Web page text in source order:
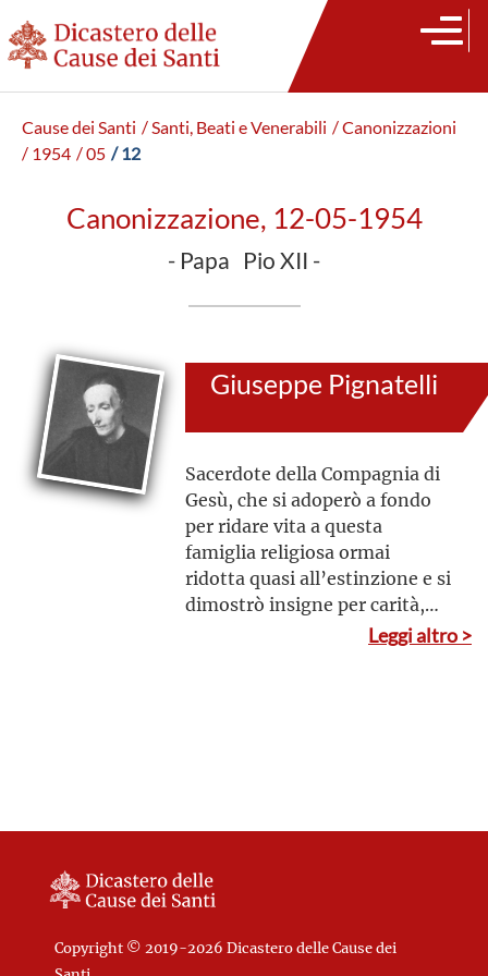
Cause dei Santi / Santi, Beati e Venerabili / Canonizzazioni
/ 1954 / 05 / 12
Canonizzazione, 12-05-1954
- Papa Pio XII -
Giuseppe Pignatelli
Sacerdote della Compagnia di
Gesù, che si adoperò a fondo
per ridare vita a questa
famiglia religiosa ormai
ridotta quasi all’estinzione e si
dimostrò insigne per carità,
umiltà e integrità morale,Leggi altro >
Copyright © 2019-2026 Dicastero delle Cause dei